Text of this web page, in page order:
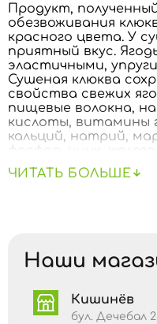
Продукт,
обезвоживания
красного цвета. У
приятный вкус.
эластичными,
Сушеная клюква
свойства свежих
пищевые волокна,
кислоты, витамины
кальций, натрий,
фосфор, цинк,
Сушеная клюква –
ПИЩЕВАЯ ЦЕННОСТЬ
ЧИТАТЬ БОЛЬШЕ
Наши
Кишинёв
бул. Дечебал